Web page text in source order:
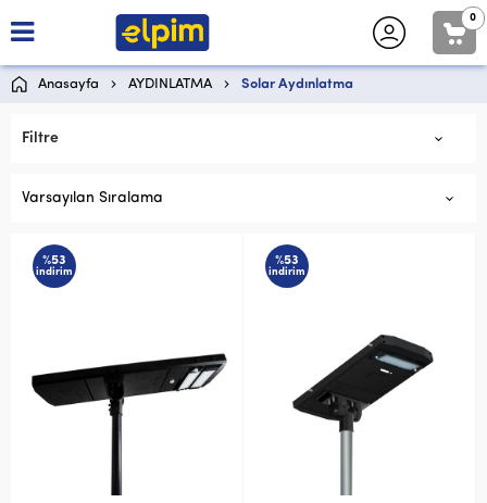
0
Anasayfa AYDINLATMA Solar Aydınlatma
Filtre
Varsayılan Sıralama
%53
indirim
%53
indirim